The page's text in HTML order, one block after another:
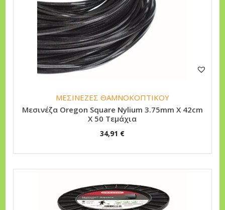
n
ΜΕΣΙΝΕΖΕΣ ΘΑΜΝΟΚΟΠΤΙΚΟΥ
Μεσινέζα Oregon Square Nylium 3.75mm X 42cm
X 50 Τεμάχια
34,91 €